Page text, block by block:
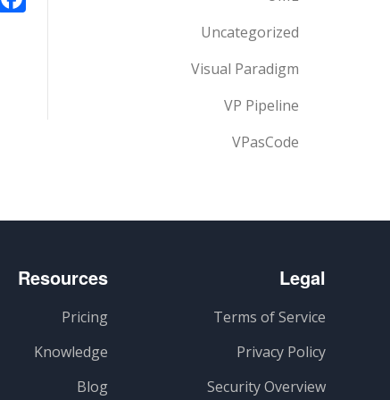
Uncategorized
Visual Paradigm
VP Pipeline
VPasCode
Resources
Pricing
Knowledge
Blog
Legal
Terms of Service
Privacy Policy
Security Overview